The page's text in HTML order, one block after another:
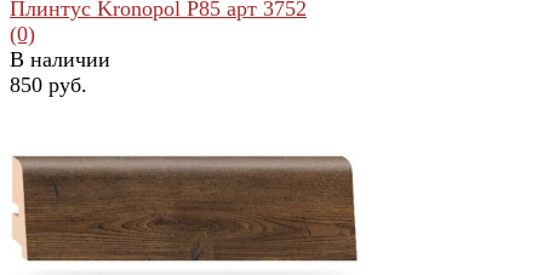
избранное сравнить
Плинтус Kronopol Р85 арт 3752
(0)
В наличии
850 руб.